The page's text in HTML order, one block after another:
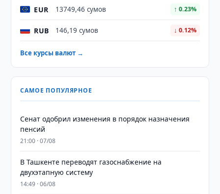
EUR 13749,46 сумов ↑ 0.23%
RUB 146,19 сумов ↓ 0.12%
Все курсы валют →
САМОЕ ПОПУЛЯРНОЕ
Сенат одобрил изменения в порядок назначения
пенсий
21:00 · 07/08
В Ташкенте переводят газоснабжение на
двухэтапную систему
14:49 · 06/08